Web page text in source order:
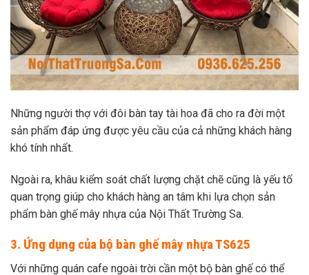
Những người thợ với đôi bàn tay tài hoa đã cho ra đời một
sản phẩm đáp ứng được yêu cầu của cả những khách hàng
khó tính nhất.
Ngoài ra, khâu kiểm soát chất lượng chặt chẽ cũng là yếu tố
quan trọng giúp cho khách hàng an tâm khi lựa chọn sản
phẩm bàn ghế mây nhựa của Nội Thất Trường Sa.
3. Ứng dụng của bộ bàn ghế mây nhựa TS625
Với những quán cafe ngoài trời cần một bộ bàn ghế có thể